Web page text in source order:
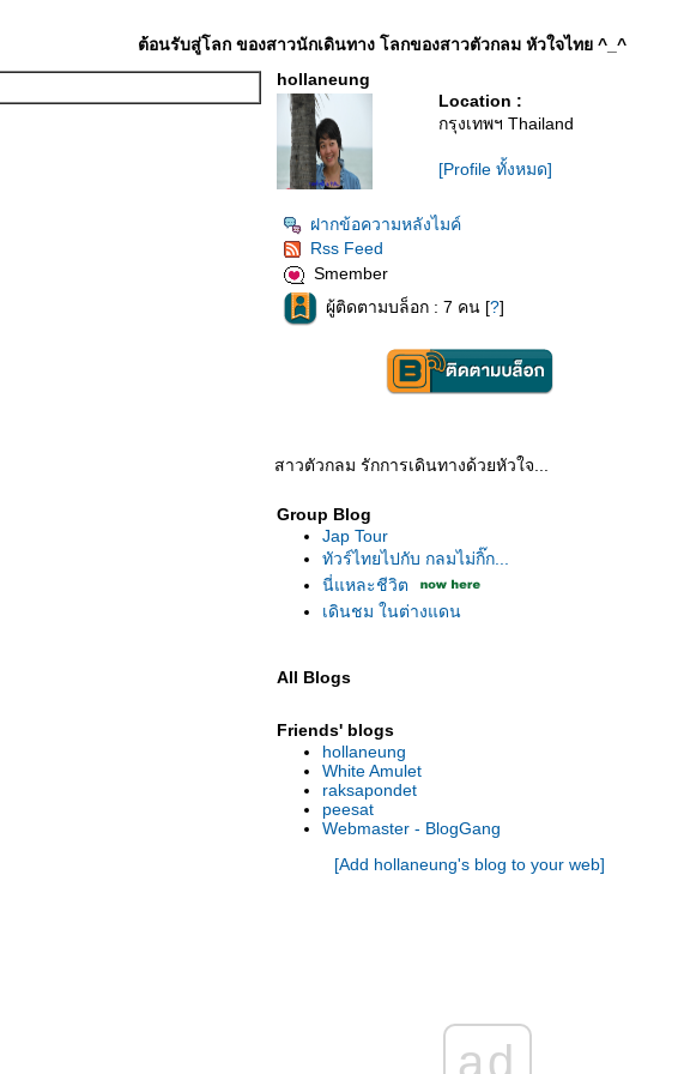
ต้อนรับสู่โลก ของสาวนักเดินทาง โลกของสาวตัวกลม หัวใจไทย ^_^
hollaneung
Location :
กรุงเทพฯ Thailand
[Profile ทั้งหมด]
ฝากข้อความหลังไมค์
Rss Feed
Smember
ผู้ติดตามบล็อก : 7 คน [?]
สาวตัวกลม รักการเดินทางด้วยหัวใจ...
Group Blog
Jap Tour
ทัวร์ไทยไปกับ กลมไม่กิ๊ก...
นี่แหละชีวิต
เดินชม ในต่างแดน
All Blogs
Friends' blogs
hollaneung
White Amulet
raksapondet
peesat
Webmaster - BlogGang
[Add hollaneung's blog to your web]
ad